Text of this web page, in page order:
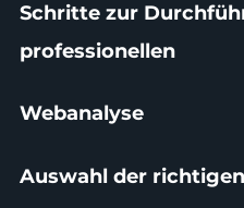
Schritte zur
professionellen
Webanalyse
Auswahl der